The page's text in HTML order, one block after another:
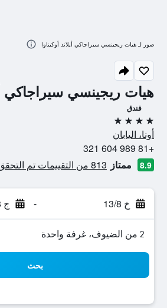
هيات ريجينسي سيراجاكي
فندق
4 نجوم
أونا، اليابان
+81 989 604 321
8.9 ممتاز 813 من التقييمات تم التحقق منها
خ 13/8 - ج 14/8
2 من الضيوف، غرفة واحدة
بحث
صور لـ هيات ريجينسي سيراجاكي أيلاند أوكيناوا